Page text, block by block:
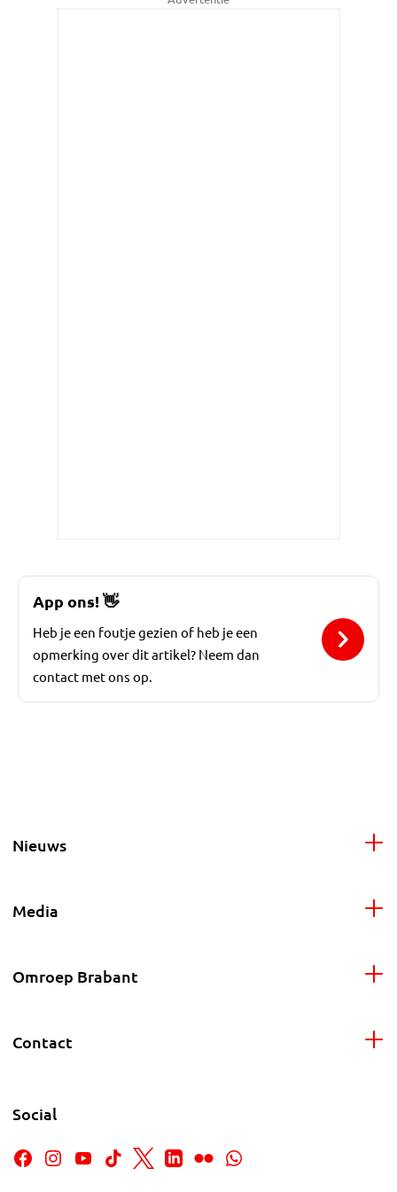
App ons!👋
Heb je een foutje gezien of heb je een
opmerking over dit artikel? Neem dan
contact met ons op.
Nieuws
Media
Omroep Brabant
Contact
Social